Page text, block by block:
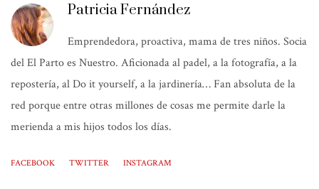
Patricia Fernández
Emprendedora, proactiva, mama de tres niños. Socia
del El Parto es Nuestro. Aficionada al padel, a la fotografía, a la
repostería, al Do it yourself, a la jardinería… Fan absoluta de la
red porque entre otras millones de cosas me permite darle la
merienda a mis hijos todos los días.
FACEBOOK TWITTER INSTAGRAM